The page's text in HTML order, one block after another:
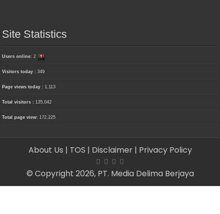
Site Statistics
Users online:2
Visitors today :349
Page views today :1,113
Total visitors :135,042
Total page view:172,225
About Us | TOS | Disclaimer | Privacy Policy
© Copyright 2026, PT. Media Delima Berjaya